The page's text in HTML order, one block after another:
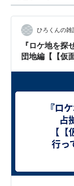
ひろくんの雑
『ロケ地を探
団地編【【仮